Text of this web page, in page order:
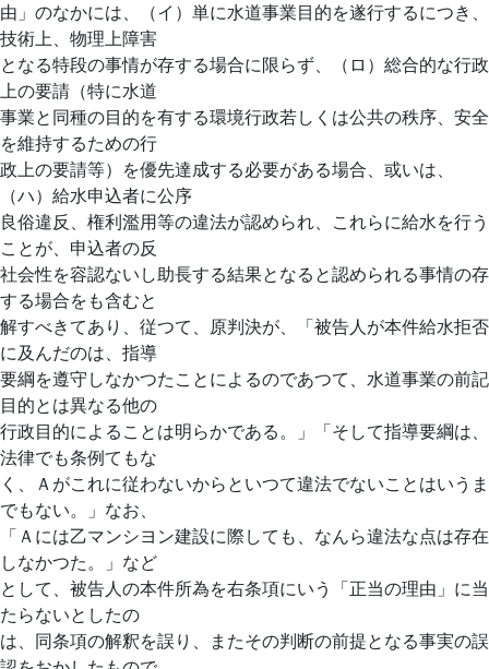
由」のなかには、（イ）単に水道事業目的を遂行するにつき、
技術上、物理上障害
となる特段の事情が存する場合に限らず、（ロ）総合的な行政
上の要請（特に水道
事業と同種の目的を有する環境行政若しくは公共の秩序、安全
を維持するための行
政上の要請等）を優先達成する必要がある場合、或いは、
（ハ）給水申込者に公序
良俗違反、権利濫用等の違法が認められ、これらに給水を行う
ことが、申込者の反
社会性を容認ないし助長する結果となると認められる事情の存
する場合をも含むと
解すべきてあり、従つて、原判決が、「被告人が本件給水拒否
に及んだのは、指導
要綱を遵守しなかつたことによるのであつて、水道事業の前記
目的とは異なる他の
行政目的によることは明らかである。」「そして指導要綱は、
法律でも条例てもな
く、Ａがこれに従わないからといつて違法でないことはいうま
でもない。」なお、
「Ａには乙マンシヨン建設に際しても、なんら違法な点は存在
しなかつた。」など
として、被告人の本件所為を右条項にいう「正当の理由」に当
たらないとしたの
は、同条項の解釈を誤り、またその判断の前提となる事実の誤